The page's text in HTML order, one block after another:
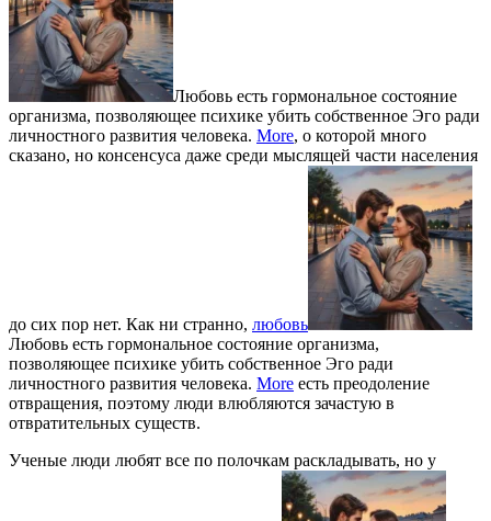
Любовь есть гормональное состояние
организма, позволяющее психике убить собственное Эго ради
личностного развития человека. More, о которой много
сказано, но консенсуса даже среди мыслящей части населения
до сих пор нет. Как ни странно, любовь
Любовь есть гормональное состояние организма,
позволяющее психике убить собственное Эго ради
личностного развития человека. More есть преодоление
отвращения, поэтому люди влюбляются зачастую в
отвратительных существ.
Ученые люди любят все по полочкам раскладывать, но у